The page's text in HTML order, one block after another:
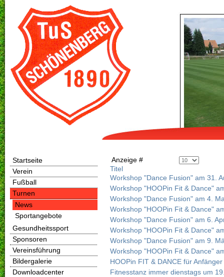
Startseite
Verein
Fußball
Turnen
News
Sportangebote
Gesundheitssport
Sponsoren
Vereinsführung
Bildergalerie
Downloadcenter
Anzeige #
Titel
Workshop "Dance Fusion" am 31.
Workshop "HOOPin Fit & Dance"
Workshop "Dance Fusion" am 4.
Workshop "HOOPin Fit & Dance"
Workshop "Dance Fusion" am 6.
Workshop "HOOPin Fit & Dance"
Workshop "Dance Fusion" am 9.
Workshop "HOOPin Fit & Dance"
HOOPin FIT & DANCE für
Fitnesstanz immer dienstags um